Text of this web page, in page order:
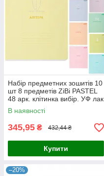
Набір предметних зошитів 10
шт 8 предметів ZiBi PASTEL
48 арк. клітинка вибір. УФ лак
+ тисн. фольгою
В наявності
345,95 ₴ 432,44 ₴
Купити
–20%